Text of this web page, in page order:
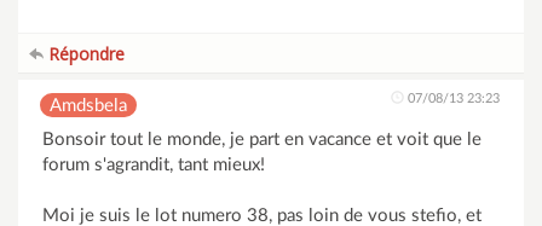
Répondre
Amdsbela 07/08/13 23:23
Bonsoir tout le monde, je part en vacance et voit que le
forum s'agrandit, tant mieux!
Moi je suis le lot numero 38, pas loin de vous stefio, et